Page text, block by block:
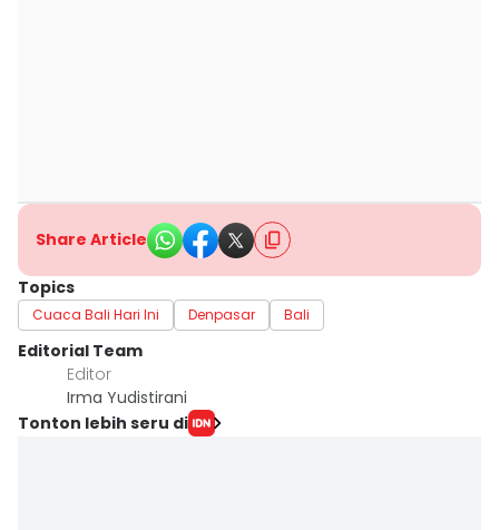
Share Article
Topics
Cuaca Bali Hari Ini Denpasar Bali
Editorial Team
Editor
Irma Yudistirani
Tonton lebih seru di